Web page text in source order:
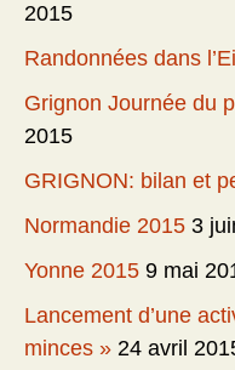
2015
Randonnées dans
Grignon Journée du
2015
GRIGNON: bilan et
Normandie 2015 3
Yonne 2015 9 mai
Lancement d’une
minces » 24 avril